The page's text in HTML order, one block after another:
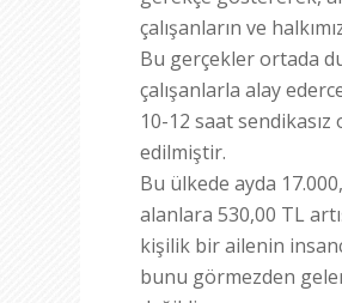
çalışanların ve
Bu gerçekler ortada
çalışanlarla alay
10-12 saat sendikasız
edilmiştir.
Bu ülkede ayda
alanlara 530,00 TL
kişilik bir ailenin
bunu görmezden